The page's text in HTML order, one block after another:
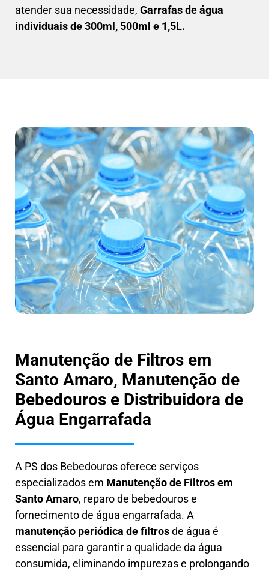
atender sua necessidade, Garrafas de água
individuais de 300ml, 500ml e 1,5L.
Manutenção de Filtros em
Santo Amaro, Manutenção de
Bebedouros e Distribuidora de
Água Engarrafada
A PS dos Bebedouros oferece serviços
especializados em Manutenção de Filtros em
Santo Amaro, reparo de bebedouros e
fornecimento de água engarrafada. A
manutenção periódica de filtrosde água é
essencial para garantir a qualidade da água
consumida, eliminando impurezas e prolongando